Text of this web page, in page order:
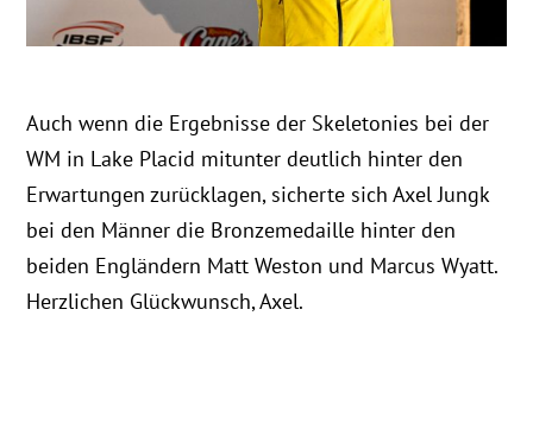
Auch wenn die Ergebnisse der Skeletonies bei der
WM in Lake Placid mitunter deutlich hinter den
Erwartungen zurücklagen, sicherte sich Axel Jungk
bei den Männer die Bronzemedaille hinter den
beiden Engländern Matt Weston und Marcus Wyatt.
Herzlichen Glückwunsch, Axel.